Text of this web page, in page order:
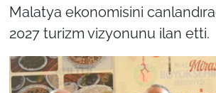
Malatya ekonomisini
2027 turizm vizyonunu ilan etti.